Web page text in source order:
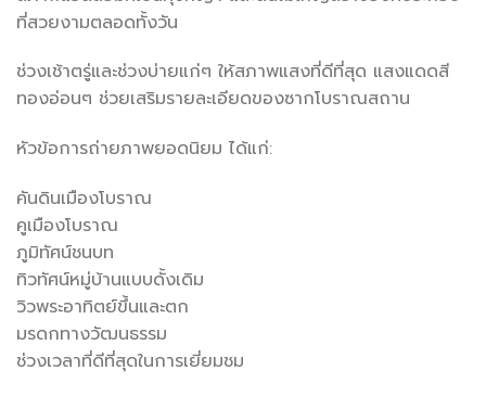
ที่สวยงามตลอดทั้งวัน
ช่วงเช้าตรู่และช่วงบ่ายแก่ๆ ให้สภาพแสงที่ดีที่สุด แสงแดดสี
ทองอ่อนๆ ช่วยเสริมรายละเอียดของซากโบราณสถาน
หัวข้อการถ่ายภาพยอดนิยม ได้แก่:
คันดินเมืองโบราณ
คูเมืองโบราณ
ภูมิทัศน์ชนบท
ทิวทัศน์หมู่บ้านแบบดั้งเดิม
วิวพระอาทิตย์ขึ้นและตก
มรดกทางวัฒนธรรม
ช่วงเวลาที่ดีที่สุดในการเยี่ยมชม